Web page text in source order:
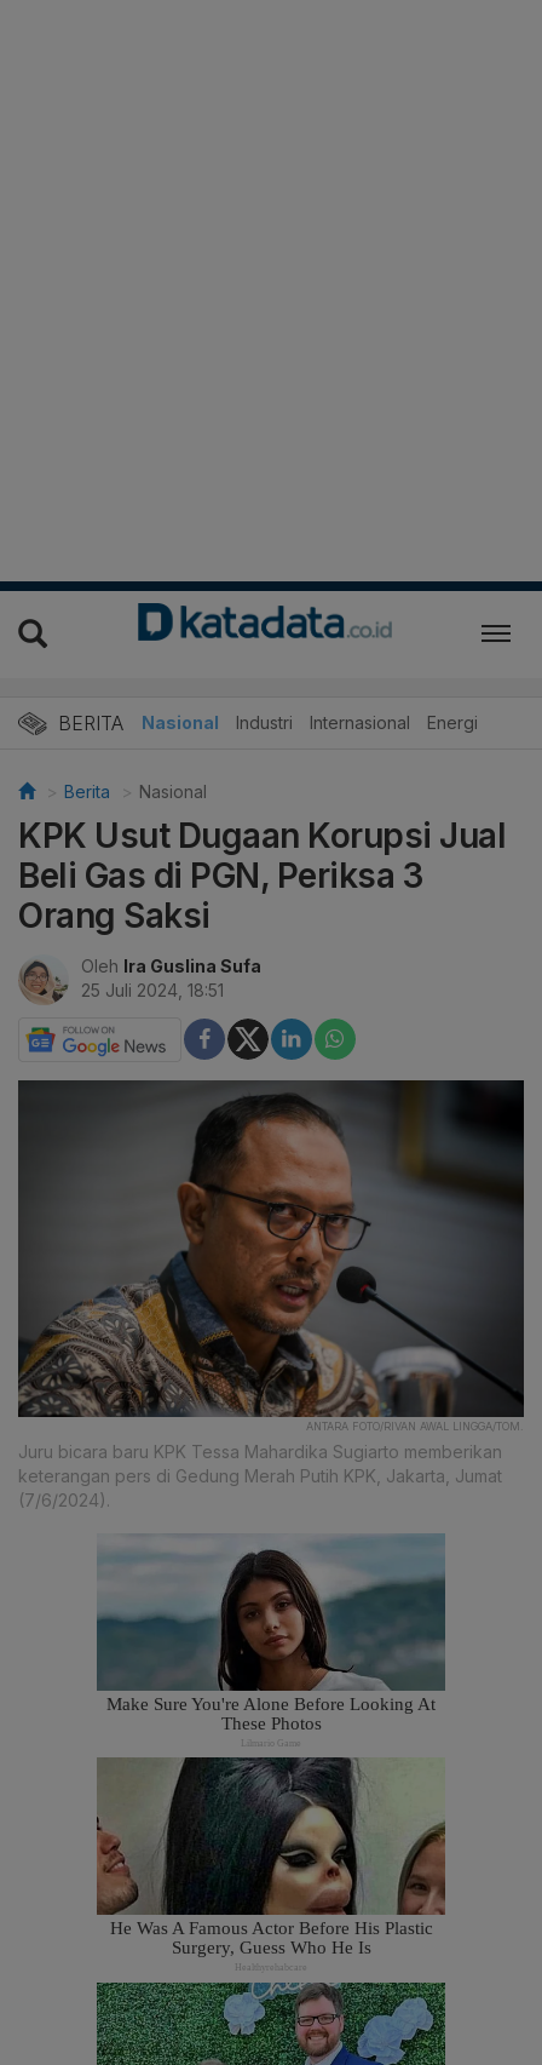
BERITA Nasional Industri Internasional Energi
Berita Nasional
KPK Usut Dugaan Korupsi Jual
Beli Gas di PGN, Periksa 3
Orang Saksi
Oleh Ira Guslina Sufa
25 Juli 2024, 18:51
ANTARA FOTO/RIVAN AWAL LINGGA/TOM.
Juru bicara baru KPK Tessa Mahardika Sugiarto memberikan
keterangan pers di Gedung Merah Putih KPK, Jakarta, Jumat
(7/6/2024).